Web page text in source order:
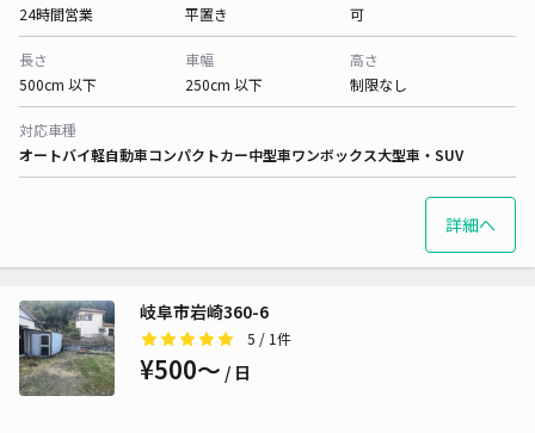
24時間営業
平置き
可
長さ
500cm 以下
車幅
250cm 以下
高さ
制限なし
対応車種
オートバイ軽自動車コンパクトカー中型車ワンボックス大型車・SUV
詳細へ
岐阜市岩崎360-6
5 / 1件
¥500〜 / 日